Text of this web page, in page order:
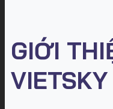
GIỚI
VIETSKY